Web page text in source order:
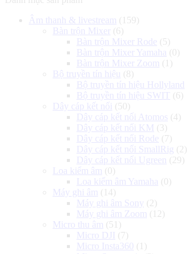
29.500.000 ₫.là:
27.900.000 ₫.
Âm thanh & livestream (159)
Bàn trộn Mixer
(6)
Bàn trộn Mixer Rode (5)
Bàn trộn Mixer Yamaha (0)
Bàn trộn Mixer Zoom (1)
Bộ truyền tín hiệu
(8)
Bộ truyền tín hiệu Hollyland
Bộ truyền tín hiệu SWIT (6)
Dây cáp kết nối (50)
Dây cáp kết nối Atomos (4)
Dây cáp kết nối KM (3)
Dây cáp kết nối Rode (7)
Dây cáp kết nối SmallRig (2)
Dây cáp kết nối Ugreen
(29)
Loa kiểm âm (0)
Loa kiểm âm Yamaha (0)
Máy ghi âm (14)
Máy ghi âm Sony (2)
Máy ghi âm Zoom (12)
Micro thu âm (51)
Micro DJI (7)
Micro Insta360 (1)